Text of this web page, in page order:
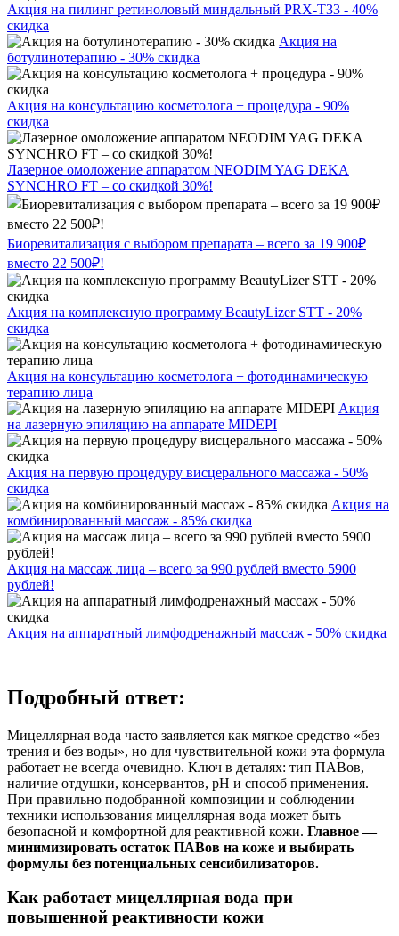
Акция на пилинг ретиноловый миндальный PRX-T33 - 40%
скидка
Акция на
ботулинотерапию - 30% скидка
Акция на консультацию косметолога + процедура - 90%
скидка
Лазерное омоложение аппаратом NEODIM YAG DEKA
SYNCHRO FT – со скидкой 30%!
Биоревитализация с выбором препарата – всего за 19 900₽
вместо 22 500₽!
Акция на комплексную программу BeautyLizer STT - 20%
скидка
Акция на консультацию косметолога + фотодинамическую
терапию лица
Акция
на лазерную эпиляцию на аппарате MIDEPI
Акция на первую процедуру висцерального массажа - 50%
скидка
Акция на
комбинированный массаж - 85% скидка
Акция на массаж лица – всего за 990 рублей вместо 5900
рублей!
Акция на аппаратный лимфодренажный массаж - 50% скидка
Подробный ответ:
Мицеллярная вода часто заявляется как мягкое средство «без
трения и без воды», но для чувствительной кожи эта формула
работает не всегда очевидно. Ключ в деталях: тип ПАВов,
наличие отдушки, консервантов, pH и способ применения.
При правильно подобранной композиции и соблюдении
техники использования мицеллярная вода может быть
безопасной и комфортной для реактивной кожи. Главное —
минимизировать остаток ПАВов на коже и выбирать
формулы без потенциальных сенсибилизаторов.
Как работает мицеллярная вода при
повышенной реактивности кожи